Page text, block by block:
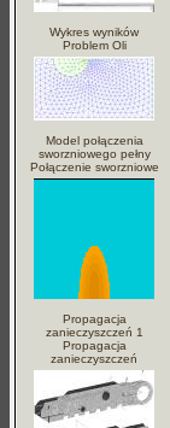
Wykres wyników
Problem Oli
Model połączenia
sworzniowego pełny
Połączenie sworzniowe
Propagacja
zanieczyszczeń 1
Propagacja
zanieczyszczeń